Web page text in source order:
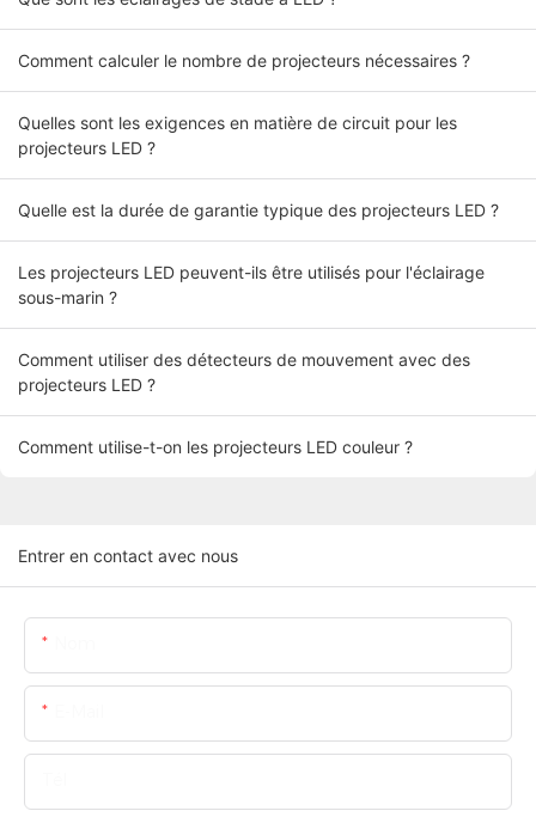
Comment calculer le nombre de projecteurs nécessaires ?
Quelles sont les exigences en matière de circuit pour les
projecteurs LED ?
Quelle est la durée de garantie typique des projecteurs LED ?
Les projecteurs LED peuvent-ils être utilisés pour l'éclairage
sous-marin ?
Comment utiliser des détecteurs de mouvement avec des
projecteurs LED ?
Comment utilise-t-on les projecteurs LED couleur ?
Entrer en contact avec nous